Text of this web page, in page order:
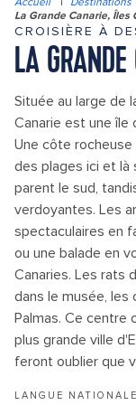
La Grande Canarie, Îles
CROISIÈRE À
LA
Située au large de
Canarie est une île
Une côte
des plages ici et là
parent le sud,
verdoyantes. Les
spectaculaires en
ou une balade en
Canaries. Les rats
dans le musée, les
Palmas. Ce centre
plus grande ville
feront oublier que
LANGUE NATIONALE